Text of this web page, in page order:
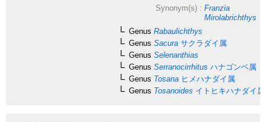
Synonym(s) : Franzia
Mirolabrichthys
Genus Rabaulichthys
Genus Sacura サクラダイ属
Genus Selenanthias
Genus Serranocirrhitus ハナゴンベ属
Genus Tosana ヒメハナダイ属
Genus Tosanoides イトヒキハナダイ属